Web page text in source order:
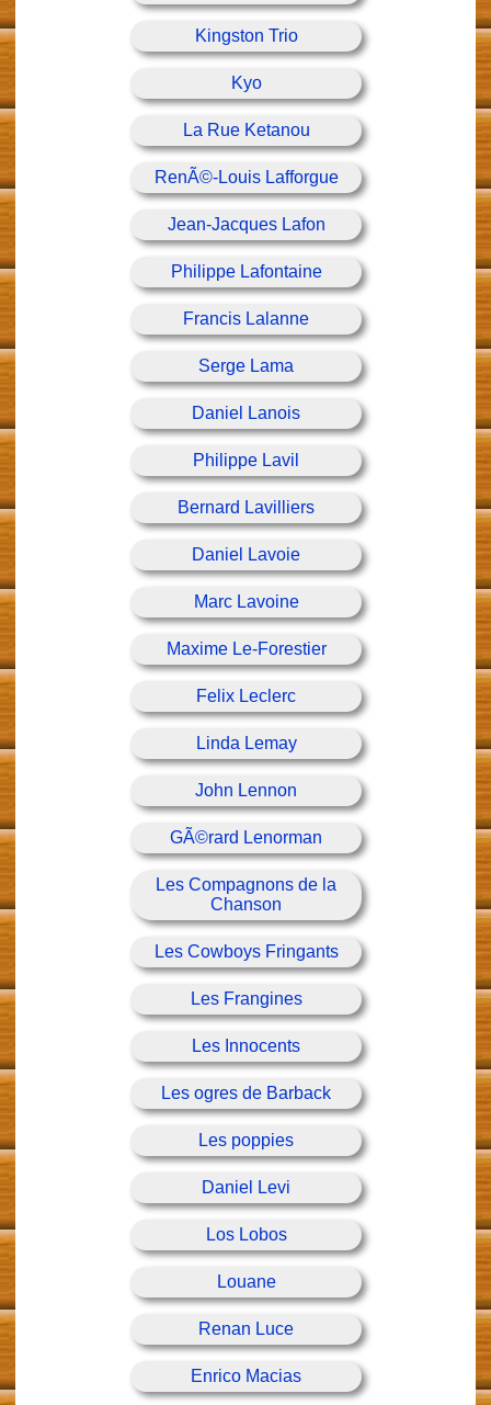
Kingston Trio
Kyo
La Rue Ketanou
RenÃ©-Louis Lafforgue
Jean-Jacques Lafon
Philippe Lafontaine
Francis Lalanne
Serge Lama
Daniel Lanois
Philippe Lavil
Bernard Lavilliers
Daniel Lavoie
Marc Lavoine
Maxime Le-Forestier
Felix Leclerc
Linda Lemay
John Lennon
GÃ©rard Lenorman
Les Compagnons de la
Chanson
Les Cowboys Fringants
Les Frangines
Les Innocents
Les ogres de Barback
Les poppies
Daniel Levi
Los Lobos
Louane
Renan Luce
Enrico Macias